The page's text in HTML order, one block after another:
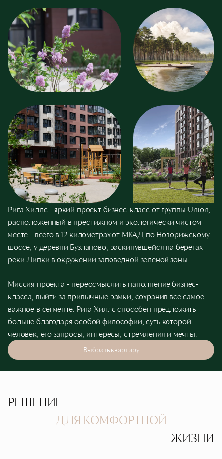
Рига Хиллс - яркий проект бизнес-класс от группы Union,
расположенный в престижном и экологически чистом
месте - всего в 12 километрах от МКАД по Новорижскому
шоссе, у деревни Бузланово, раскинувшейся на берегах
реки Липки в окружении заповедной зеленой зоны.
Миссия проекта - переосмыслить наполнение бизнес-
класса, выйти за привычные рамки, сохранив все самое
важное в сегменте. Рига Хиллс способен предложить
больше благодаря особой философии, суть которой -
человек, его запросы, интересы, стремления и мечты.
Выбрать квартиру
РЕШЕНИЕ
ДЛЯ КОМФОРТНОЙ
ЖИЗНИ